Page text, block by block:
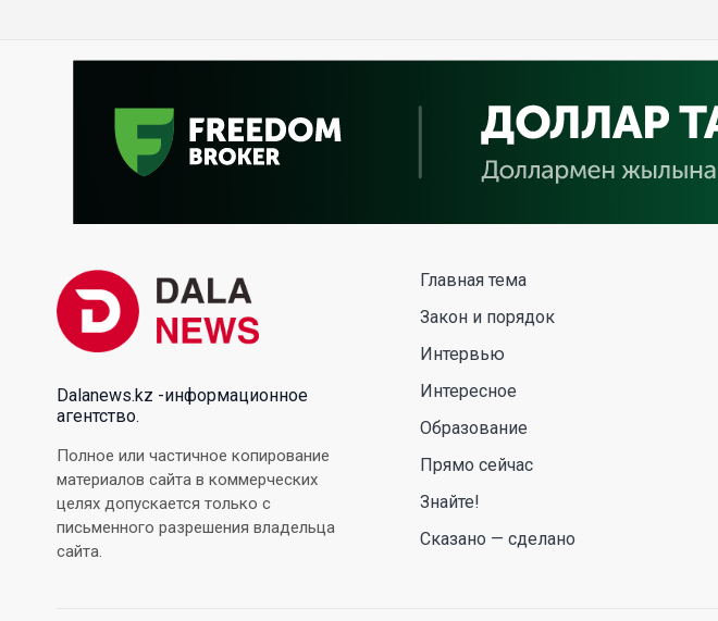
Dalanews.kz -информационное
агентство.
Полное или частичное копирование
материалов сайта в коммерческих
целях допускается только с
письменного разрешения владельца
сайта.
Главная тема
Закон и порядок
Интервью
Интересное
Образование
Прямо сейчас
Знайте!
Сказано — сделано